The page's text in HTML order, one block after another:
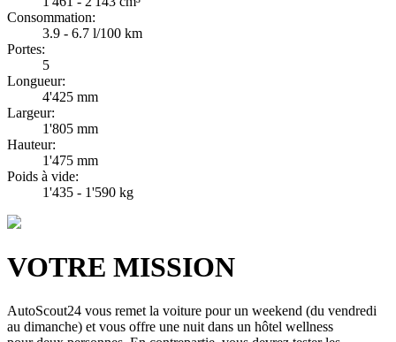
Consommation:
3.9 - 6.7 l/100 km
Portes:
5
Longueur:
4'425 mm
Largeur:
1'805 mm
Hauteur:
1'475 mm
Poids à vide:
1'435 - 1'590 kg
VOTRE MISSION
AutoScout24 vous remet la voiture pour un weekend (du vendredi
au dimanche) et vous offre une nuit dans un hôtel wellness